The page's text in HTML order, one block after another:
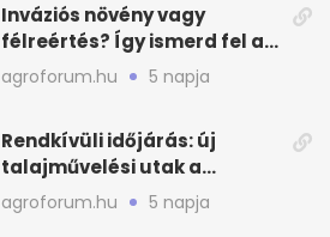
Inváziós növény vagy
félreértés? Így ismerd fel a
valódi kockázatot
agroforum.hu 5 napja
Rendkívüli időjárás: új
talajművelési utak a
gazdáknak
agroforum.hu 5 napja